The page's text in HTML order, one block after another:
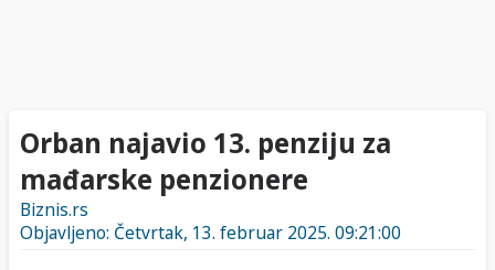
Orban najavio 13. penziju za
mađarske penzionere
Biznis.rs
Objavljeno: Četvrtak, 13. februar 2025. 09:21:00